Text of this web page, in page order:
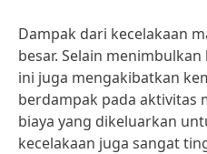
Dampak dari kecelakaan
besar. Selain
ini juga mengakibatkan
berdampak pada aktivitas
biaya yang dikeluarkan
kecelakaan juga sangat